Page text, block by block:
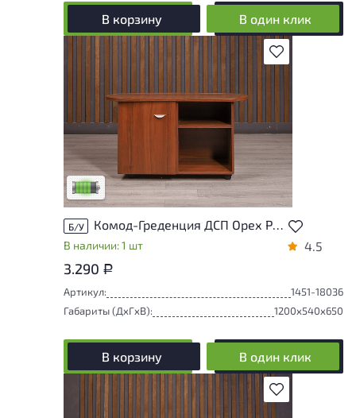
В корзину В один клик
В избранное
У товара присутствуют незначительные
следы эксплуатации, не влияющие на
удобство его использования
Низкая степень износа
Б/У Комод-Греденция ДСП Орех Россия
В наличии: 1 шт 4.5
3.290 Р
Артикул:
1451-18036
Габариты (ДxГxВ):
1200x540x650
В корзину В один клик
В избранное